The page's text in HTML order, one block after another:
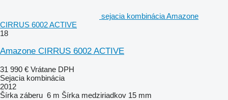
sejacia kombinácia Amazone
CIRRUS 6002 ACTIVE
18
Amazone CIRRUS 6002 ACTIVE
31 990 € Vrátane DPH
Sejacia kombinácia
2012
Šírka záberu 6 m Šírka medziriadkov 15 mm